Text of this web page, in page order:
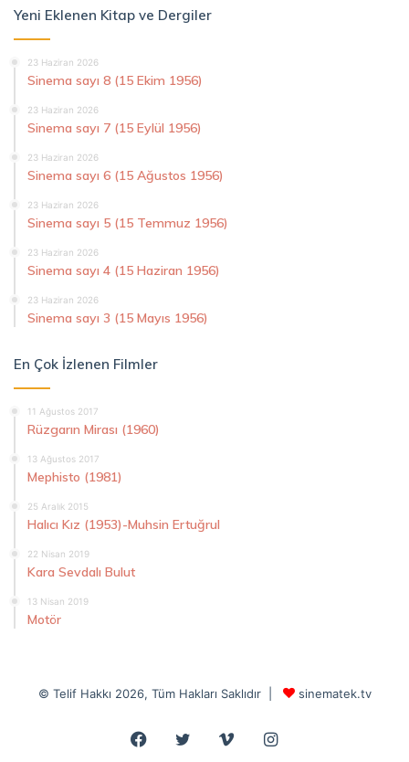
Yeni Eklenen Kitap ve Dergiler
23 Haziran 2026
Sinema sayı 8 (15 Ekim 1956)
23 Haziran 2026
Sinema sayı 7 (15 Eylül 1956)
23 Haziran 2026
Sinema sayı 6 (15 Ağustos 1956)
23 Haziran 2026
Sinema sayı 5 (15 Temmuz 1956)
23 Haziran 2026
Sinema sayı 4 (15 Haziran 1956)
23 Haziran 2026
Sinema sayı 3 (15 Mayıs 1956)
En Çok İzlenen Filmler
11 Ağustos 2017
Rüzgarın Mirası (1960)
13 Ağustos 2017
Mephisto (1981)
25 Aralık 2015
Halıcı Kız (1953)-Muhsin Ertuğrul
22 Nisan 2019
Kara Sevdalı Bulut
13 Nisan 2019
Motör
© Telif Hakkı 2026, Tüm Hakları Saklıdır | sinematek.tv
Facebook
Twitter VimeoInstagram